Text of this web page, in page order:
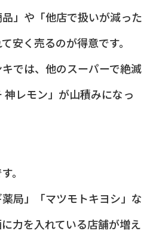
」や「他店で扱いが減った
安く売るのが得意です。
では、他のスーパーで絶滅
神レモン」が山積みになっ
。
薬局」「マツモトキヨシ」な
力を入れている店舗が増え